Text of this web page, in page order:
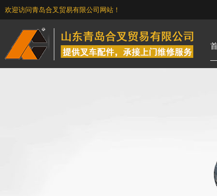
欢迎访问青岛合叉贸易有限公司网站！